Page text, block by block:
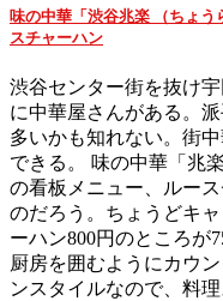
味の中華「渋谷兆楽 （ちょ
スチャーハン
渋谷センター街を抜け
に中華屋さんがある。
多いかも知れない。街
できる。 味の中華「兆
の看板メニュー、ルー
のだろう。ちょうどキ
ーハン800円のところが
厨房を囲むようにカウ
ンスタイルなので、料